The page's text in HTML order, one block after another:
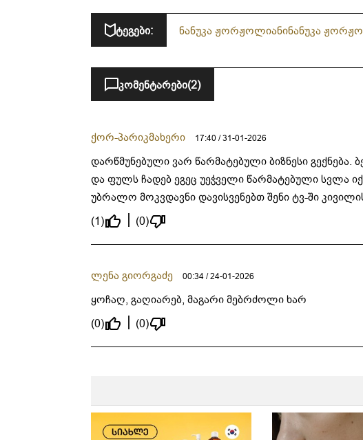
ტეგები:
ნანუკა ჟორჟოლიანინანუკა
კომენტარები(2)
ქორ-პარიკმახერი 17:40 / 31-01-2026
დარწმუნებული ვარ წარმატებული ბიზნესი გექნება.
და ფულს ჩადებ ეგეც უეჭველი წარმატებული სვლა
უბრალო მოკვდავნი დავისვენებთ შენი ტვ-ში
(1)
(0)
ლენა გიორგაძე 00:34 / 24-01-2026
ყოჩაღ, გაღიარებ, მაგარი მებრძოლი ხარ
(0)
(0)